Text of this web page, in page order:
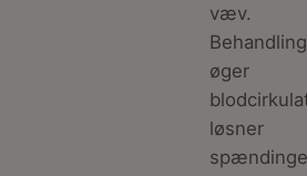
væv.
øger
løsner